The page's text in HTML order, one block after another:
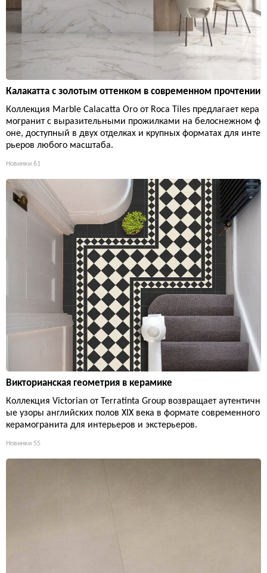
Калакатта с золотым оттенком в современном прочтении
Коллекция Marble Calacatta Oro от Roca Tiles предлагает кера
могранит с выразительными прожилками на белоснежном ф
оне, доступный в двух отделках и крупных форматах для инте
рьеров любого масштаба.
Новинки 61
Викторианская геометрия в керамике
Коллекция Victorian от Terratinta Group возвращает аутентичн
ые узоры английских полов XIX века в формате современного
керамогранита для интерьеров и экстерьеров.
Новинки 55